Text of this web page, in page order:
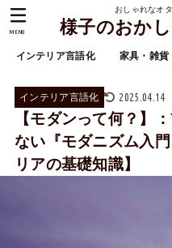
おしゃれなオ
様子のおか
インテリア言語化 家具・雑貨
MENU
インテリア言語化 2025.04.14
【モダンって何？】
ない『モダニズム入
リアの基礎知識】